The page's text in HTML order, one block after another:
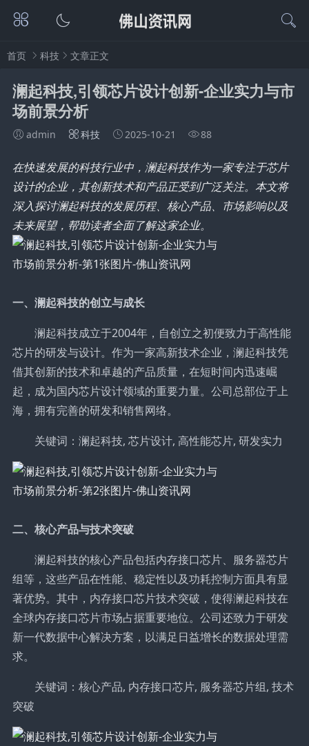
首页 科技 文章正文
澜起科技,引领芯片设计创新-企业实力与市
场前景分析
admin 科技 2025-10-21 88
在快速发展的科技行业中，澜起科技作为一家专注于芯片
设计的企业，其创新技术和产品正受到广泛关注。本文将
深入探讨澜起科技的发展历程、核心产品、市场影响以及
未来展望，帮助读者全面了解这家企业。
一、澜起科技的创立与成长
澜起科技成立于2004年，自创立之初便致力于高性能
芯片的研发与设计。作为一家高新技术企业，澜起科技凭
借其创新的技术和卓越的产品质量，在短时间内迅速崛
起，成为国内芯片设计领域的重要力量。公司总部位于上
海，拥有完善的研发和销售网络。
关键词：澜起科技, 芯片设计, 高性能芯片, 研发实力
二、核心产品与技术突破
澜起科技的核心产品包括内存接口芯片、服务器芯片
组等，这些产品在性能、稳定性以及功耗控制方面具有显
著优势。其中，内存接口芯片技术突破，使得澜起科技在
全球内存接口芯片市场占据重要地位。公司还致力于研发
新一代数据中心解决方案，以满足日益增长的数据处理需
求。
关键词：核心产品, 内存接口芯片, 服务器芯片组, 技术
突破